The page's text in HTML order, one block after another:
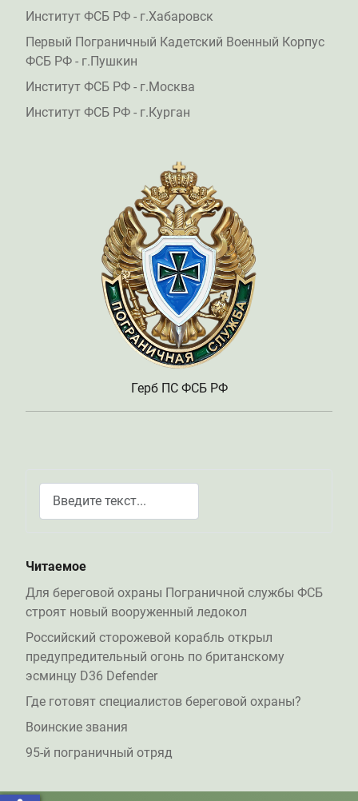
Читаемое
Для береговой охраны Пограничной службы ФСБ
строят новый вооруженный ледокол
Российский сторожевой корабль открыл
предупредительный огонь по британскому
эсминцу D36 Defender
Где готовят специалистов береговой охраны?
Воинские звания
95-й пограничный отряд
Институт ФСБ РФ - г.Хабаровск
Первый Пограничный Кадетский Военный Корпус
ФСБ РФ - г.Пушкин
Институт ФСБ РФ - г.Москва
Институт ФСБ РФ - г.Курган
Герб ПС ФСБ РФ